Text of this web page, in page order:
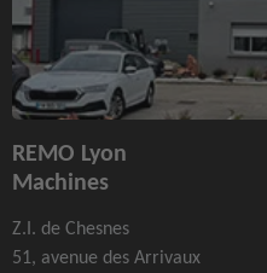
REMO Lyon
Machines
Z.I. de Chesnes
51, avenue des Arrivaux